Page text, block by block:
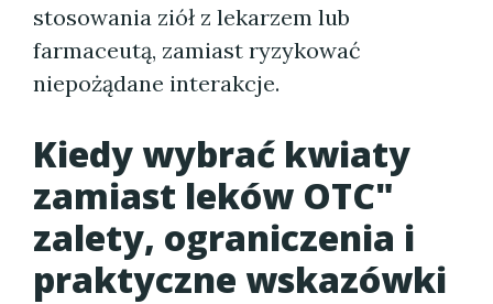
stosowania ziół z lekarzem lub
farmaceutą, zamiast ryzykować
niepożądane interakcje.
Kiedy wybrać kwiaty
zamiast leków OTC"
zalety, ograniczenia i
praktyczne wskazówki